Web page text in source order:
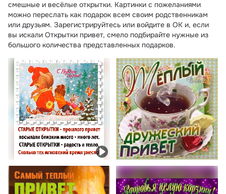
смешные и весёлые открытки. Картинки с пожеланиями
можно переслать как подарок всем своим родственникам
или друзьям. Зарегистрируйтесь или войдите в ОК и, если
вы искали Открытки привет, смело подбирайте нужные из
большого количества представленных подарков.